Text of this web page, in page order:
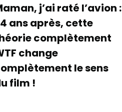
j’ai raté l’avion :
ans après, cette
complètement
change
le sens
film !